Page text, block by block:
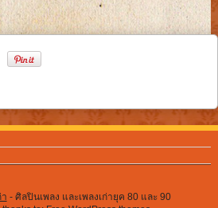
- ศิลปินเพลง และเพลงเก่ายุค 80 และ 90